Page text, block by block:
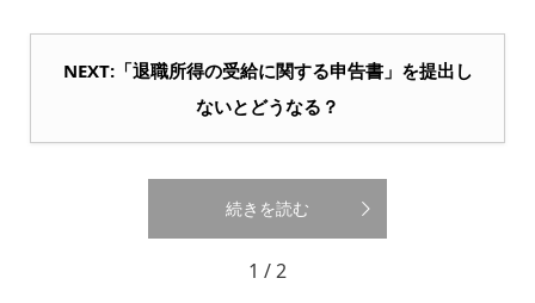
NEXT:「退職所得の受給に関する申告書」を提出し
ないとどうなる？
続きを読む
1 / 2